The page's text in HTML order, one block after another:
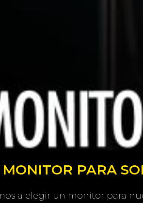
PARA
a elegir un monitor para